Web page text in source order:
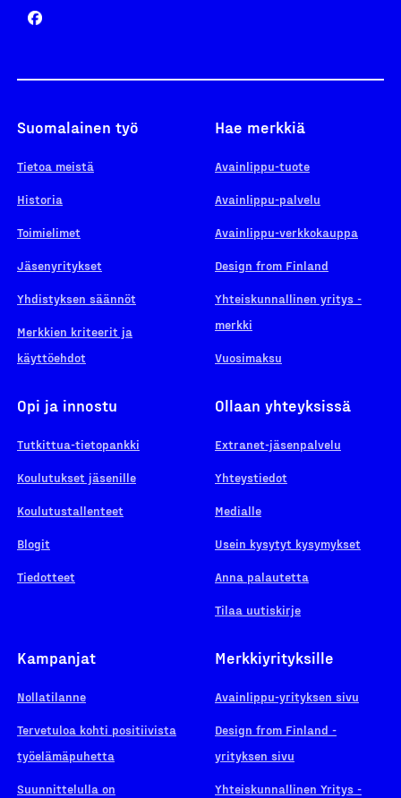
Suomalainen työ
Tietoa meistä
Historia
Toimielimet
Jäsenyritykset
Yhdistyksen säännöt
Merkkien kriteerit ja
käyttöehdot
Hae merkkiä
Avainlippu-tuote
Avainlippu-palvelu
Avainlippu-verkkokauppa
Design from Finland
Yhteiskunnallinen yritys -
merkki
Vuosimaksu
Opi ja innostu
Tutkittua-tietopankki
Koulutukset jäsenille
Koulutustallenteet
Blogit
Tiedotteet
Ollaan yhteyksissä
Extranet-jäsenpalvelu
Yhteystiedot
Medialle
Usein kysytyt kysymykset
Anna palautetta
Tilaa uutiskirje
Kampanjat
Nollatilanne
Tervetuloa kohti positiivista
työelämäpuhetta
Suunnittelulla on
Merkkiyrityksille
Avainlippu-yrityksen sivu
Design from Finland -
yrityksen sivu
Yhteiskunnallinen Yritys -